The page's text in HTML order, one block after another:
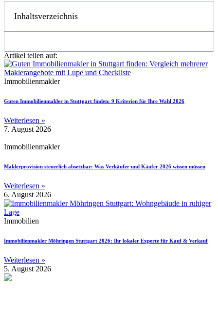
Inhaltsverzeichnis
Artikel teilen auf:
Immobilienmakler
Guten Immobilienmakler in Stuttgart finden: 9 Kriterien für Ihre Wahl 2026
Weiterlesen »
7. August 2026
Immobilienmakler
Maklerprovision steuerlich absetzbar: Was Verkäufer und Käufer 2026 wissen müssen
Weiterlesen »
6. August 2026
Immobilien
Immobilienmakler Möhringen Stuttgart 2026: Ihr lokaler Experte für Kauf & Verkauf
Weiterlesen »
5. August 2026